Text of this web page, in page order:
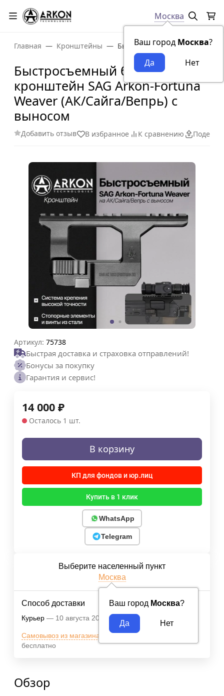
Москва
Ваш город Москва?
Главная Кронштейны Быстросъемный боковой
Быстросъемный боковой
кронштейн SAG Arkon-Fortuna
Weaver (АК/Сайга/Вепрь) с
выносом
Добавить отзыв В избранное К сравнению
Артикул: 75738
Быстрая доставка и страховка отправлений!
Бонусы за покупку
Гарантия и сервис!
14 000 ₽
Осталось 1 шт.
В корзину
КП для фондов и юр.лиц
Купить в 1 клик
WhatsApp
Telegram
Выберите населенный пункт
Москва
Ваш город Москва?
Способ доставки
Курьер 10 августа 2026 Бесплатно
Самовывоз из магазина м.ВДНХ
бесплатно
Обзор